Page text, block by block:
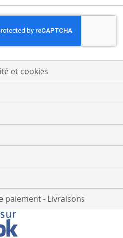
et cookies
paiement - Livraisons